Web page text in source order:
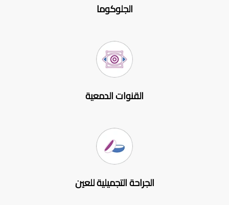
الجلوكوما
القنوات الدمعية
الجراحة التجميلية للعين